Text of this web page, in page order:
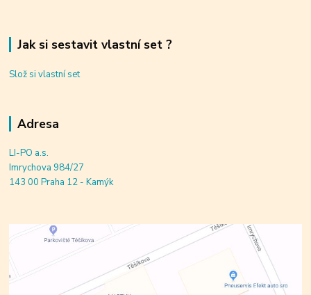
Jak si sestavit vlastní set ?
Slož si vlastní set
Adresa
LI-PO a.s.
Imrychova 984/27
143 00 Praha 12 - Kamýk